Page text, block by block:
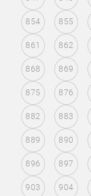
854 855
861 862
868 869
875 876
882 883
889 890
896 897
903 904